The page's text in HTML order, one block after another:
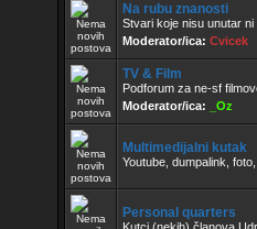
Na rubu znanosti
Stvari koje nisu unutar ni
Moderator/ica: Cvicek
TV & Film
Podforum za ne-sf
Moderator/ica:
_Oz
Multimedijalni kutak
Youtube, dumpalink,
Personal quarters